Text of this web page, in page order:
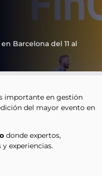
Barcelona del 11 al
importante en gestión
del mayor evento en
donde expertos,
experiencias.